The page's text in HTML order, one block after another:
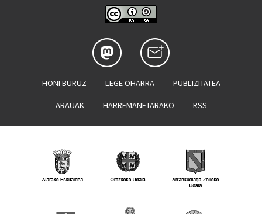
HONI BURUZ LEGE OHARRA PUBLIZITATEA
ARAUAK HARREMANETARAKO RSS